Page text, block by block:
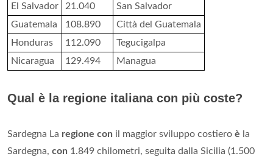
El Salvador
21.040
San Salvador
Guatemala
108.890
Città del Guatemala
Honduras
112.090
Tegucigalpa
Nicaragua
129.494 Managua
Qual è la regione italiana con più coste?
Sardegna La regione con il maggior sviluppo costiero è la
Sardegna, con 1.849 chilometri, seguita dalla Sicilia (1.500